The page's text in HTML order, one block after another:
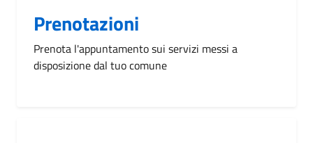
Prenotazioni
Prenota l'appuntamento sui servizi messi a
disposizione dal tuo comune